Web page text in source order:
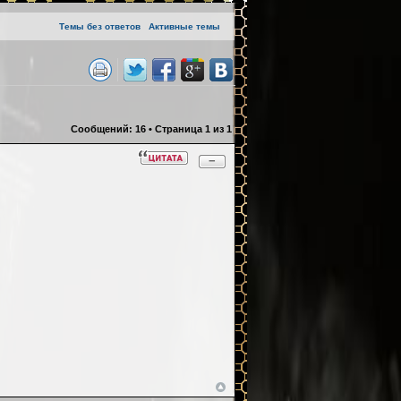
Темы без ответов Активные темы
Сообщений: 16 • Страница 1 из 1
−